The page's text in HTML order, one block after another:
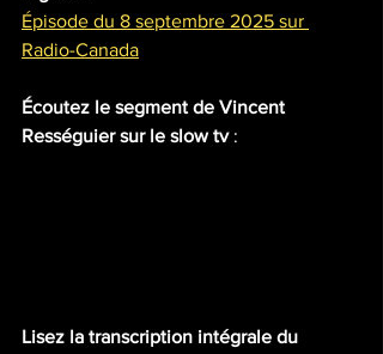
Épisode du 8 septembre 2025 sur
Radio-Canada
Écoutez le segment de Vincent
Rességuier sur le slow tv :
Lisez la transcription intégrale du